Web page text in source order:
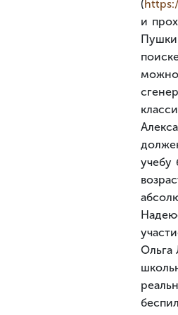
(
и
учебу
Ольга